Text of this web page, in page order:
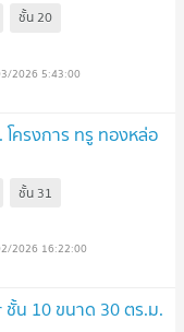
ชั้น20
2026 5:43:00
ครงการ ทรู ทองหล่อ
ชั้น 31
2026 16:22:00
น 10 ขนาด 30 ตร.ม.